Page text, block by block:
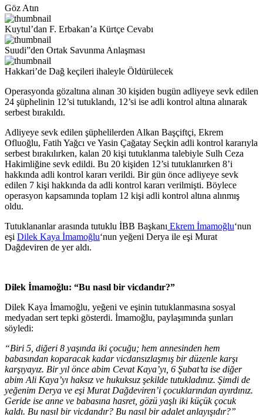
Göz Atın
Kuytul’dan F. Erbakan’a Kürtçe Cevabı
Suudi”den Ortak Savunma Anlaşması
Hakkari’de Dağ keçileri ihaleyle Öldürülecek
Operasyonda gözaltına alınan 30 kişiden bugün adliyeye sevk edilen
24 şüphelinin 12’si tutuklandı, 12’si ise adli kontrol altına alınarak
serbest bırakıldı.
Adliyeye sevk edilen şüphelilerden Alkan Başçiftçi, Ekrem
Ofluoğlu, Fatih Yağcı ve Yasin Çağatay Seçkin adli kontrol kararıyla
serbest bırakılırken, kalan 20 kişi tutuklanma talebiyle Sulh Ceza
Hakimliğine sevk edildi. Bu 20 kişiden 12’si tutuklanırken 8’i
hakkında adli kontrol kararı verildi. Bir gün önce adliyeye sevk
edilen 7 kişi hakkında da adli kontrol kararı verilmişti. Böylece
operasyon kapsamında toplam 12 kişi adli kontrol altına alınmış
oldu.
Tutuklananlar arasında tutuklu İBB Başkanı Ekrem İmamoğlu‘nun
eşi Dilek Kaya İmamoğlu‘nun yeğeni Derya ile eşi Murat
Dağdeviren de yer aldı.
Dilek İmamoğlu: “Bu nasıl bir vicdandır?”
Dilek Kaya İmamoğlu, yeğeni ve eşinin tutuklanmasına sosyal
medyadan sert tepki gösterdi. İmamoğlu, paylaşımında şunları
söyledi:
“Biri 5, diğeri 8 yaşında iki çocuğu; hem annesinden hem
babasından koparacak kadar vicdansızlaşmış bir düzenle karşı
karşıyayız. Bir yıl önce abim Cevat Kaya’yı, 6 Şubat’ta ise diğer
abim Ali Kaya’yı haksız ve hukuksuz şekilde tutukladınız. Şimdi de
yeğenim Derya ve eşi Murat Dağdeviren’i çocuklarından ayırdınız.
Geride ise anne ve babasına hasret, gözü yaşlı iki küçük çocuk
kaldı. Bu nasıl bir vicdandır? Bu nasıl bir adalet anlayışıdır?”